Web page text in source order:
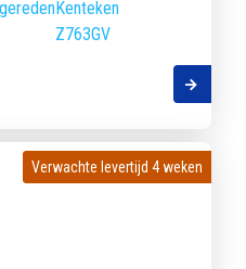
Kenteken
Z763GV
Verwachte levertijd 4 weken
Verwachte levertijd 4 weken